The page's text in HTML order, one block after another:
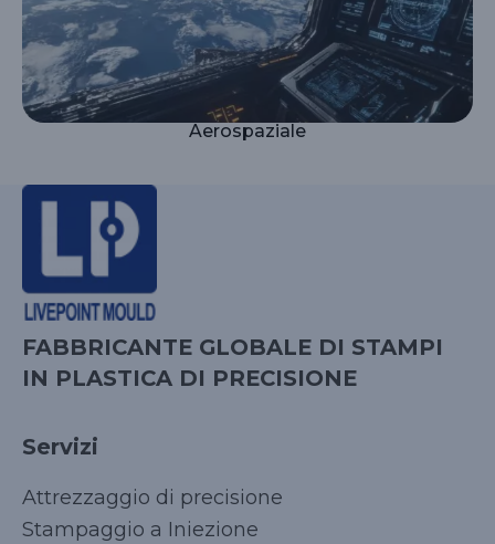
Aerospaziale
FABBRICANTE GLOBALE DI STAMPI
IN PLASTICA DI PRECISIONE
Servizi
Attrezzaggio di precisione
Stampaggio a Iniezione